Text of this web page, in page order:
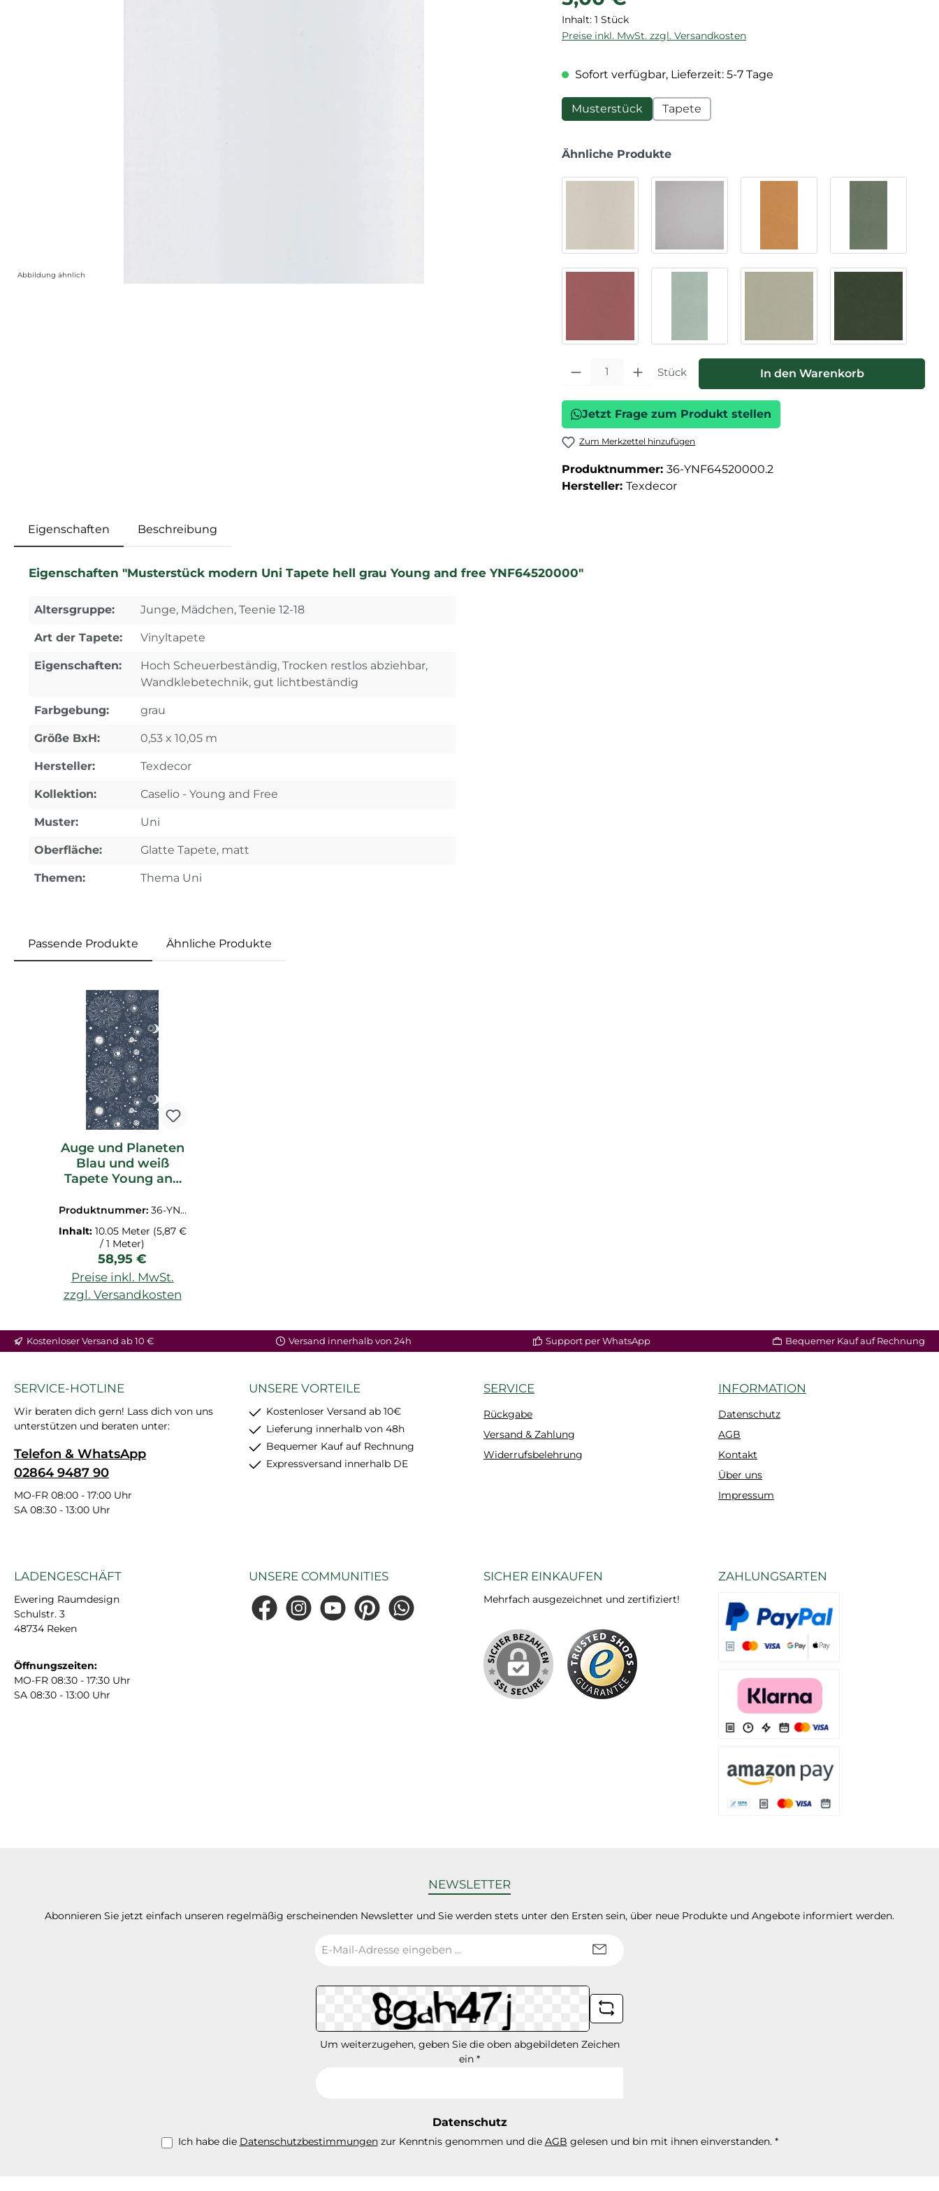
Abbildung ähnlich
Inhalt: 1 Stück
Preise inkl. MwSt. zzgl. Versandkosten
Sofort verfügbar, Lieferzeit: 5-7 Tage
Musterstück Tapete
Ähnliche Produkte
Produkt Anzahl: Gib den gewünschten Wert ein oder benutze die
Stück In den Warenkorb
Jetzt Frage zum Produkt stellen
Zum Merkzettel hinzufügen
Produktnummer: 36-YNF64520000.2
Hersteller: Texdecor
Eigenschaften Beschreibung
Eigenschaften "Musterstück modern Uni Tapete hell grau Young and free YNF64520000"
Altersgruppe: Junge, Mädchen, Teenie 12-18
Art der Tapete: Vinyltapete
Eigenschaften:
Hoch Scheuerbeständig, Trocken restlos abziehbar,
Wandklebetechnik, gut lichtbeständig
Farbgebung: grau
Größe BxH: 0,53 x 10,05 m
Hersteller: Texdecor
Kollektion: Caselio - Young and Free
Muster: Uni
Oberfläche: Glatte Tapete, matt
Themen: Thema Uni
Passende Produkte Ähnliche Produkte
Auge und Planeten
Blau und weiß
Tapete Young and
Produktnummer: 36-YNF
Inhalt: 10.05 Meter (5,87 €
/ 1 Meter)
Regulärer Preis:
58,95 €
Preise inkl. MwSt.
zzgl. Versandkosten
Kostenloser Versand ab 10 € Versand innerhalb von 24h Support per WhatsApp Bequemer Kauf auf Rechnung
SERVICE-HOTLINE
Wir beraten dich gern! Lass dich von uns
unterstützen und beraten unter:
Telefon & WhatsApp
02864 9487 90
MO-FR 08:00 - 17:00 Uhr
SA 08:30 - 13:00 Uhr
UNSERE VORTEILE
Kostenloser Versand ab 10€
Lieferung innerhalb von 48h
Bequemer Kauf auf Rechnung
Expressversand innerhalb DE
SERVICE
Rückgabe
Versand & Zahlung
Widerrufsbelehrung
INFORMATION
Datenschutz
AGB
Kontakt
Über uns
Impressum
LADENGESCHÄFT
Ewering Raumdesign
Schulstr. 3
48734 Reken
Öffnungszeiten:
MO-FR 08:30 - 17:30 Uhr
SA 08:30 - 13:00 Uhr
UNSERE COMMUNITIES
FacebookInstagramYouTubePinterestWhatsApp
SICHER EINKAUFEN
Mehrfach ausgezeichnet und zertifiziert!
ZAHLUNGSARTEN
NEWSLETTER
Abonnieren Sie jetzt einfach unseren regelmäßig erscheinenden Newsletter und Sie werden stets unter den Ersten sein, über neue Produkte und Angebote informiert werden.
Mail-
*
Um weiterzugehen, geben Sie die oben abgebildeten Zeichen
ein *
Datenschutz
Ich habe die Datenschutzbestimmungenzur Kenntnis genommen und die AGB gelesen und bin mit ihnen einverstanden. *